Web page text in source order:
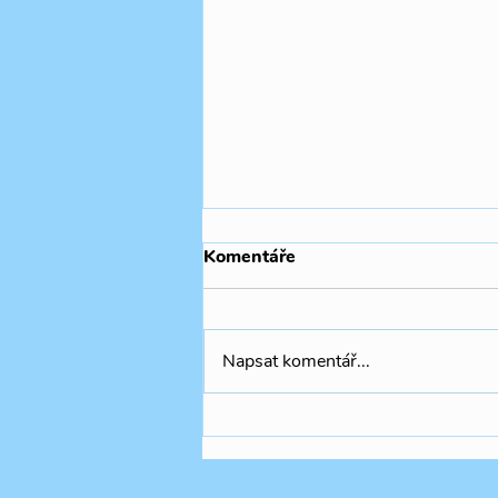
Komentáře
Napsat komentář...